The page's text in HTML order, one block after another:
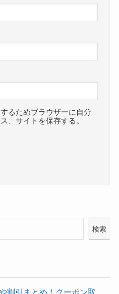
るためブラウザーに自分
、サイトを保存する。
検索
割引まとめ！クーポン取